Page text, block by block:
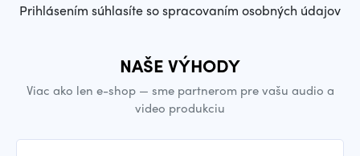
Prihlásením súhlasíte so spracovaním osobných údajov
NAŠE VÝHODY
Viac ako len e-shop — sme partnerom pre vašu audio a
video produkciu